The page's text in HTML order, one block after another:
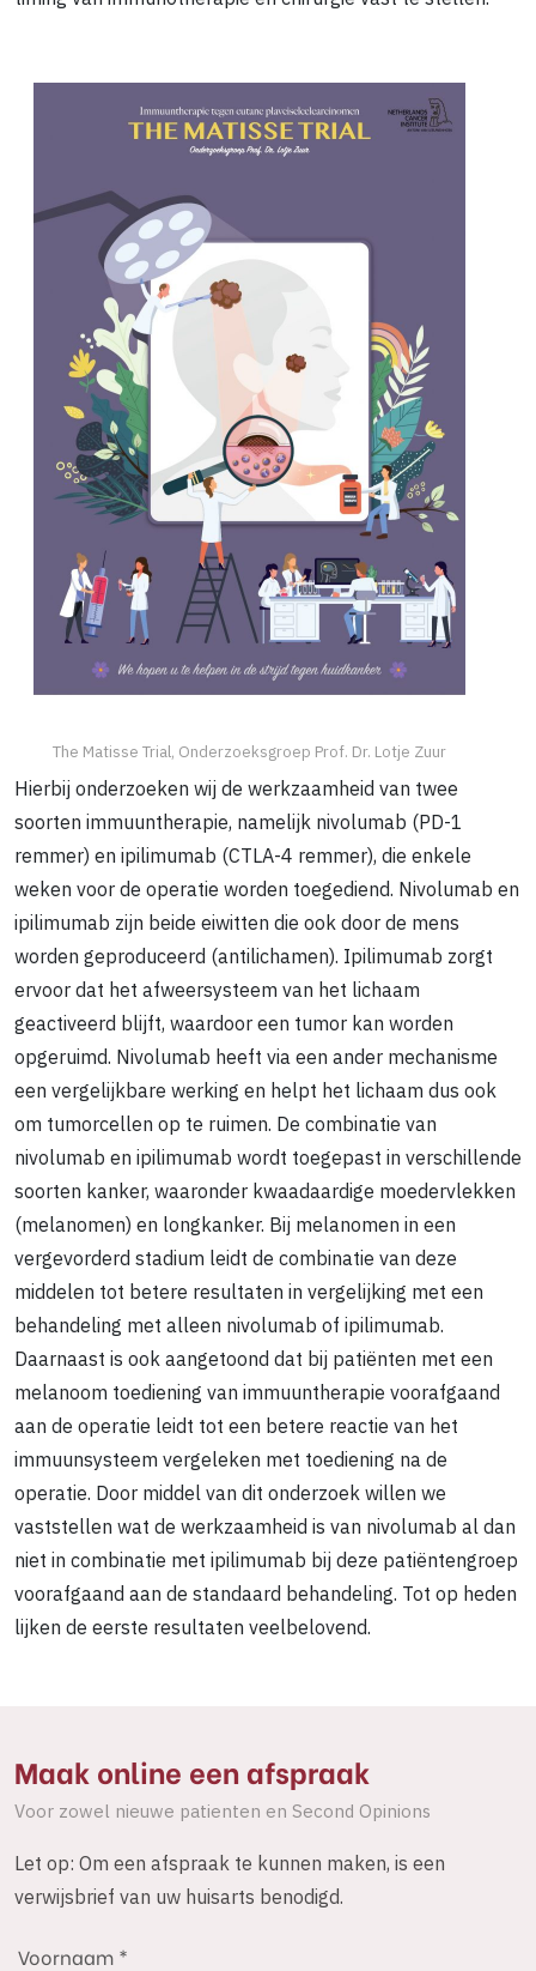
The Matisse Trial, Onderzoeksgroep Prof. Dr. Lotje Zuur
Hierbij onderzoeken wij de werkzaamheid van twee
soorten immuuntherapie, namelijk nivolumab (PD-1
remmer) en ipilimumab (CTLA-4 remmer), die enkele
weken voor de operatie worden toegediend. Nivolumab en
ipilimumab zijn beide eiwitten die ook door de mens
worden geproduceerd (antilichamen). Ipilimumab zorgt
ervoor dat het afweersysteem van het lichaam
geactiveerd blijft, waardoor een tumor kan worden
opgeruimd. Nivolumab heeft via een ander mechanisme
een vergelijkbare werking en helpt het lichaam dus ook
om tumorcellen op te ruimen. De combinatie van
nivolumab en ipilimumab wordt toegepast in verschillende
soorten kanker, waaronder kwaadaardige moedervlekken
(melanomen) en longkanker. Bij melanomen in een
vergevorderd stadium leidt de combinatie van deze
middelen tot betere resultaten in vergelijking met een
behandeling met alleen nivolumab of ipilimumab.
Daarnaast is ook aangetoond dat bij patiënten met een
melanoom toediening van immuuntherapie voorafgaand
aan de operatie leidt tot een betere reactie van het
immuunsysteem vergeleken met toediening na de
operatie. Door middel van dit onderzoek willen we
vaststellen wat de werkzaamheid is van nivolumab al dan
niet in combinatie met ipilimumab bij deze patiëntengroep
voorafgaand aan de standaard behandeling. Tot op heden
lijken de eerste resultaten veelbelovend.
Maak online een afspraak
Voor zowel nieuwe patienten en Second Opinions
Let op: Om een afspraak te kunnen maken, is een
verwijsbrief van uw huisarts benodigd.
Voornaam *